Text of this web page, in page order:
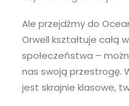
Ale przejdźmy do
Orwell kształtuje całą
społeczeństwa –
nas swoją przestrogę.
jest skrajnie klasowe,